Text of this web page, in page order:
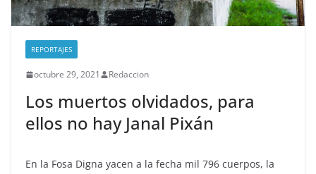
REPORTAJES
octubre 29, 2021 Redaccion
Los muertos olvidados, para
ellos no hay Janal Pixán
En la Fosa Digna yacen a la fecha mil 796 cuerpos, la